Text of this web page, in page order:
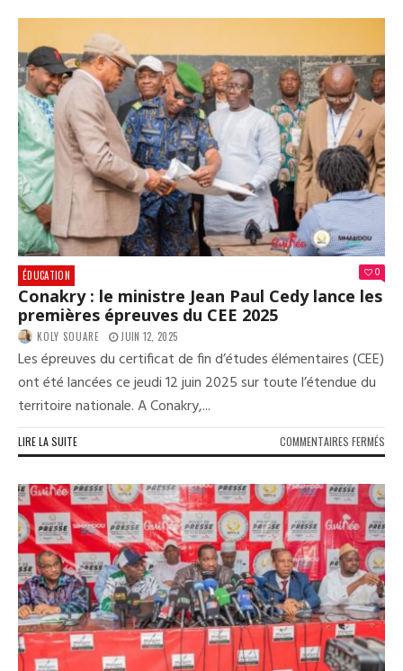
:
À
ÉDUCATION 0
Conakry : le ministre Jean Paul Cedy lance les
premières épreuves du CEE 2025
KOLY SOUARE JUIN 12, 2025
Les épreuves du certificat de fin d’études élémentaires (CEE)
ont été lancées ce jeudi 12 juin 2025 sur toute l’étendue du
territoire nationale. A Conakry,...
LIRE LA SUITE COMMENTAIRES FERMÉS
LE
JEAN
LES
DU
CEE